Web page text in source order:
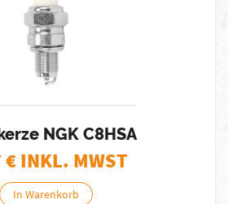
NGK C8HSA
€ INKL. MWST
In Warenkorb